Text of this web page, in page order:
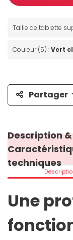
Taille de tablette
Couleur (5) :Vert
Partager
Description &
techniques
Une